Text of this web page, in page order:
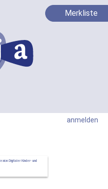
Merkliste
anmelden